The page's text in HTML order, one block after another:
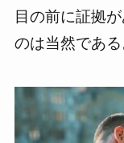
目の前に証拠
のは当然である